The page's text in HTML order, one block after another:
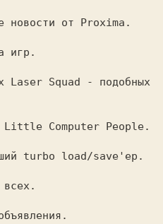
новости от Proxima.
игр.
Laser Squad - подобных
Little Computer People.
turbo load/save'ер.